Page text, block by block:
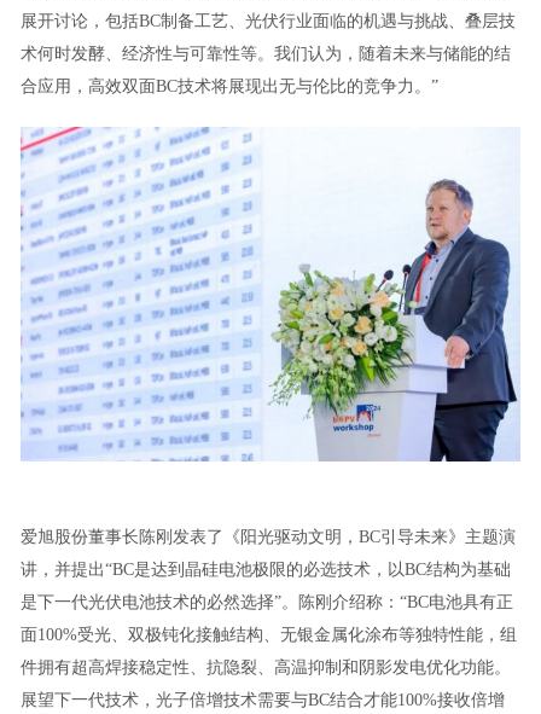
展开讨论，包括BC制备工艺、光伏行业面临的机遇与挑战、叠层技
术何时发酵、经济性与可靠性等。我们认为，随着未来与储能的结
合应用，高效双面BC技术将展现出无与伦比的竞争力。”
爱旭股份董事长陈刚发表了《阳光驱动文明，BC引导未来》主题演
讲，并提出“BC是达到晶硅电池极限的必选技术，以BC结构为基础
是下一代光伏电池技术的必然选择”。陈刚介绍称：“BC电池具有正
面100%受光、双极钝化接触结构、无银金属化涂布等独特性能，组
件拥有超高焊接稳定性、抗隐裂、高温抑制和阴影发电优化功能。
展望下一代技术，光子倍增技术需要与BC结合才能100%接收倍增